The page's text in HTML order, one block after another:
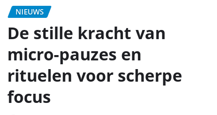
NIEUWS
De stille kracht van
micro-pauzes en
rituelen voor scherpe
focus